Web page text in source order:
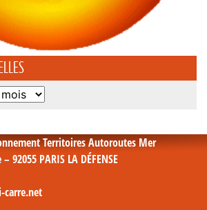
Territoires Autoroutes Mer
92055 PARIS LA DÉFENSE
carre.net